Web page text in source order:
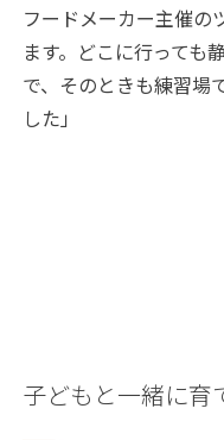
フードメーカー主催の
ます。どこに行っても
で、そのときも練習場
した」
子どもと一緒に育